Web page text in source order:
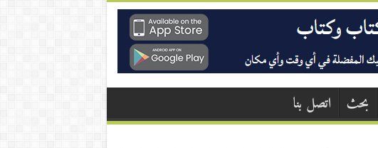
بحث اتصل بنا